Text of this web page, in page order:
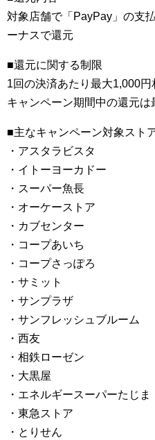
対象店舗で「PayPay」の支
ーナスで還元
■還元に関する制限
1回の決済あたり最大1,000円
キャンペーン期間中の還元は
■主なキャンペーン対象スト
・アスタラビスタ
・イトーヨーカドー
・スーパー魚長
・オーケーストア
・カブセンター
・コープあいち
・コープさっぽろ
・サミット
・サンプラザ
・サンフレッシュブルーム
・西友
・相鉄ローゼン
・大黒屋
・エネルギースーパーたじま
・東急ストア
・とりせん